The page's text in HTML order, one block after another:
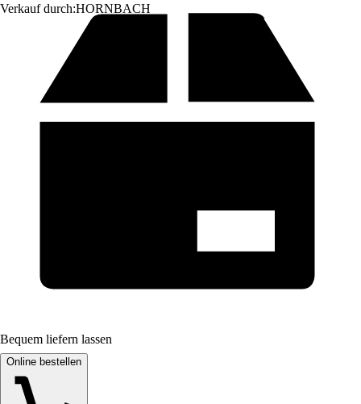
Verkauf durch:HORNBACH
Bequem liefern lassen
Online bestellen